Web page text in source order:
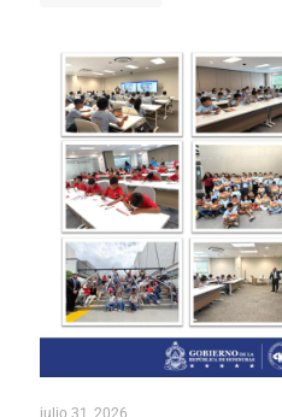
julio 31, 2026